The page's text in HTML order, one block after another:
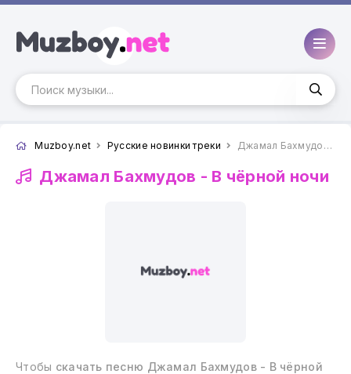
Muzboy.net Русские новинки треки Джамал Бахмудов - В чёрной ночи
Джамал Бахмудов - В чёрной ночи
Чтобы скачать песню Джамал Бахмудов - В чёрной